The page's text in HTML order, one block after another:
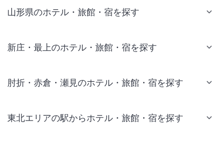
山形県のホテル・旅館・宿を探す
新庄・最上のホテル・旅館・宿を探す
肘折・赤倉・瀬見のホテル・旅館・宿を探す
東北エリアの駅からホテル・旅館・宿を探す